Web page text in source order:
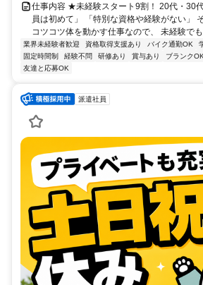
仕事内容 ★未経験スタート9割！ 20代・30
員は初めて」 「特別な資格や経験がない」
コツコツ体を動かす仕事なので、 未経験で
業界未経験者歓迎 資格取得支援あり バイク通勤OK
固定時間制
経験不問 研修あり 賞与あり ブランクOK
友達と応募OK
派遣社員